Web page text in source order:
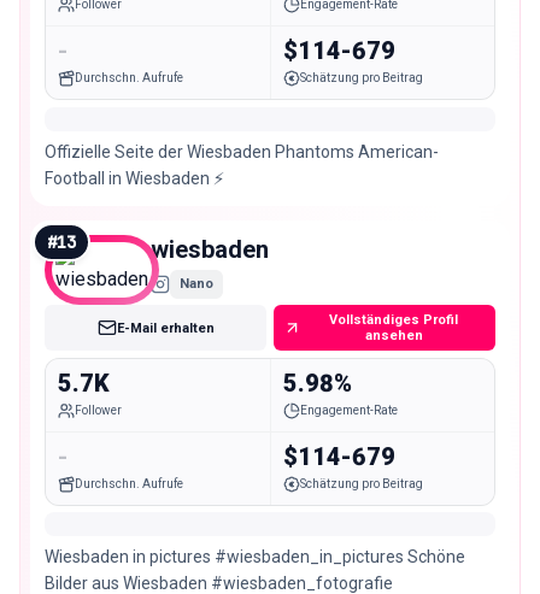
Follower Engagement-Rate
-
Durchschn. Aufrufe
$114-679
Schätzung pro Beitrag
Offizielle Seite der Wiesbaden Phantoms American-
Football in Wiesbaden ⚡️
#13 wiesbaden
Nano
E-Mail erhalten
Vollständiges Profil
ansehen
5.7K
Follower
5.98%
Engagement-Rate
-
Durchschn. Aufrufe
$114-679
Schätzung pro Beitrag
Wiesbaden in pictures #wiesbaden_in_pictures Schöne
Bilder aus Wiesbaden #wiesbaden_fotografie